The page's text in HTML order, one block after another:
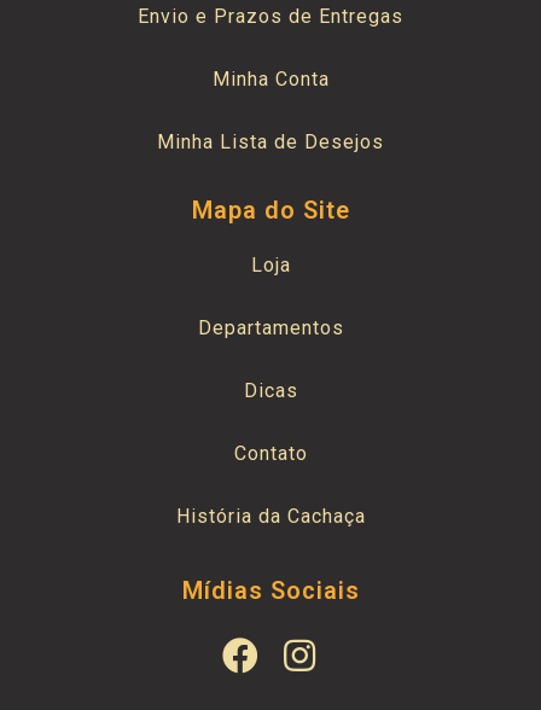
Envio e Prazos de Entregas
Minha Conta
Minha Lista de Desejos
Mapa do Site
Loja
Departamentos
Dicas
Contato
História da Cachaça
Mídias Sociais